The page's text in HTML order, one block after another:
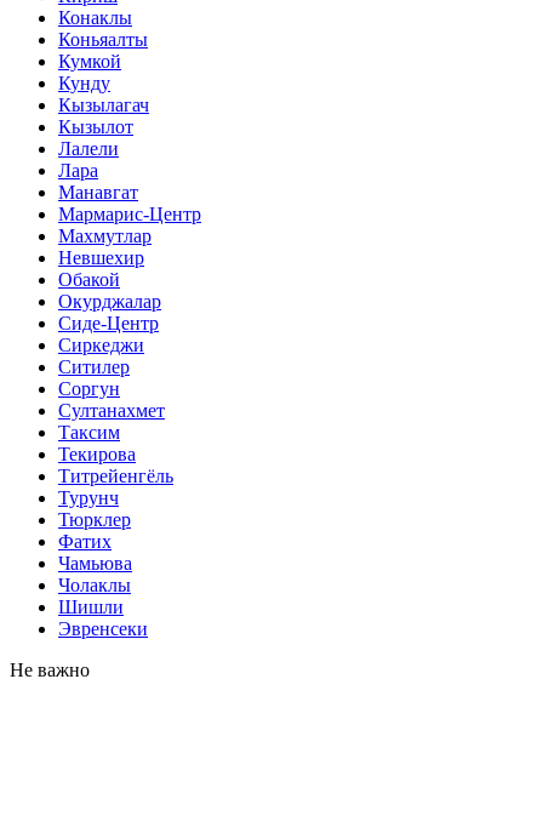
Конаклы
Коньяалты
Кумкой
Кунду
Кызылагач
Кызылот
Лалели
Лара
Манавгат
Мармарис-Центр
Махмутлар
Невшехир
Обакой
Окурджалар
Сиде-Центр
Сиркеджи
Ситилер
Соргун
Султанахмет
Таксим
Текирова
Титрейенгёль
Турунч
Тюрклер
Фатих
Чамьюва
Чолаклы
Шишли
Эвренсеки
Не важно